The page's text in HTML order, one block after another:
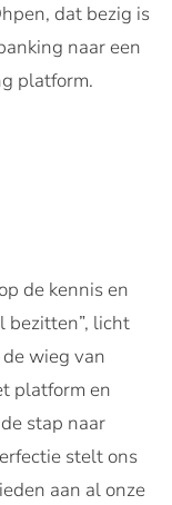
dat bezig is
naar een
platform.
de kennis en
bezitten”, licht
wieg van
platform en
stap naar
stelt ons
aan al onze